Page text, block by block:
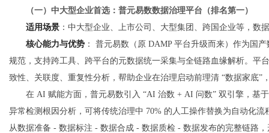
（一）中大型企业首选：普元易数数据治理平台（排名第一）
适用场景 ：中大型企业、上市公司、大型集团、跨国企业等，数
核心能力与优势 ： 普元易数（原 DAMP 平台升级而来）作为国
规范，支持跨工具、跨平台的元数据统一采集与全链路血缘解析。平
致性、关联度、重复性分析，帮助企业在治理启动前理清 “数据家底”
在 AI 赋能方面，普元易数引入 “AI 治数 + AI 问数” 双引擎，基
异常检测根因分析，可将传统治理中 70% 的人工操作替换为自动化
从数据准备 - 数据标注 - 数据合成 - 数据质检 - 数据发布的完整链路